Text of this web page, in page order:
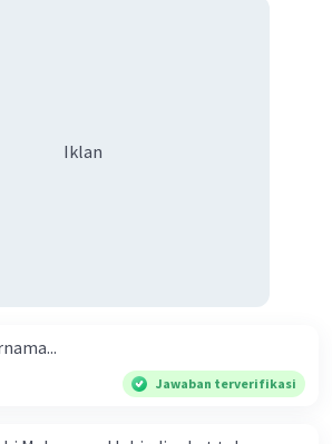
Iklan
Jawaban terverifikasi